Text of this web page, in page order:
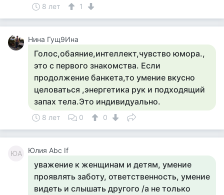
8 лет 1
Нина Гущ9Ина
Голос,обаяние,интеллект,чувство юмора.,
это с первого знакомства. Если
продолжение банкета,то умение вкусно
целоваться ,энергетика рук и подходящий
запах тела.Это индивидуально.
8 лет 0 0
ЮA Юлия Abc If
уважение к женщинам и детям, умение
проявлять заботу, ответственность, умение
видеть и слышать другого /а не только